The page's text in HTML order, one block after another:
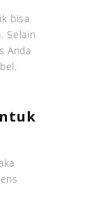
bisa
Selain
Anda